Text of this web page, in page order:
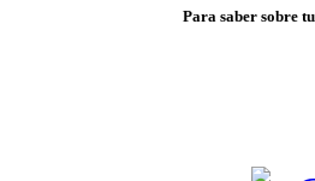
Para saber sobre